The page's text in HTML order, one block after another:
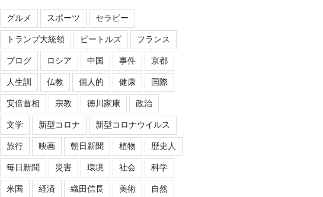
グルメ スポーツ セラピー
トランプ大統領 ビートルズ フランス
ブログ ロシア 中国 事件 京都
人生訓 仏教 個人的 健康 国際
安倍首相 宗教 徳川家康 政治
文学 新型コロナ 新型コロナウイルス
旅行 映画 朝日新聞 植物 歴史人
毎日新聞 災害 環境 社会 科学
米国 経済 織田信長 美術 自然